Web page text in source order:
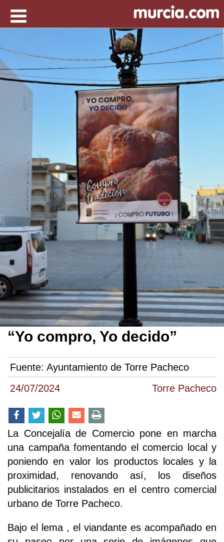
24/07/2024 Torre Pacheco
“Yo compro, Yo decido”
Fuente: Ayuntamiento de Torre Pacheco
La Concejalía de Comercio pone en marcha
una campaña fomentando el comercio local y
poniendo en valor los productos locales y la
proximidad, renovando así, los diseños
publicitarios instalados en el centro comercial
urbano de Torre Pacheco.
Bajo el lema , el viandante es acompañado en